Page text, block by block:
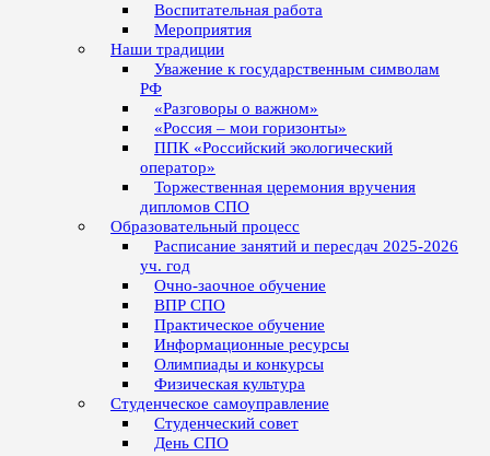
Воспитательная работа
Мероприятия
Наши традиции
Уважение к государственным символам
РФ
«Разговоры о важном»
«Россия – мои горизонты»
ППК «Российский экологический
оператор»
Торжественная церемония вручения
дипломов СПО
Образовательный процесс
Расписание занятий и пересдач 2025-2026
уч. год
Очно-заочное обучение
ВПР СПО
Практическое обучение
Информационные ресурсы
Олимпиады и конкурсы
Физическая культура
Студенческое самоуправление
Студенческий совет
День СПО